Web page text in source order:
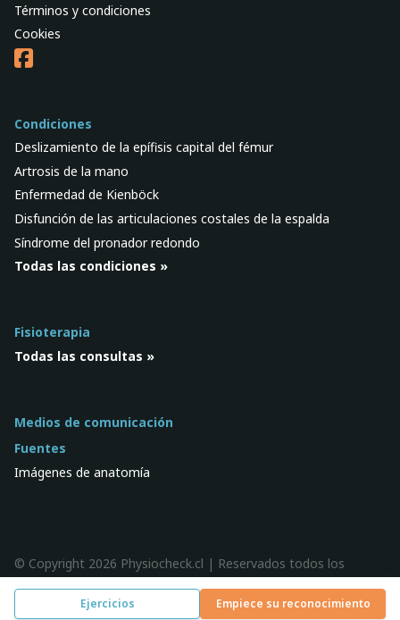
Ejercicios Empiece su reconocimiento
Términos y condiciones
Cookies
Condiciones
Deslizamiento de la epífisis capital del fémur
Artrosis de la mano
Enfermedad de Kienböck
Disfunción de las articulaciones costales de la espalda
Síndrome del pronador redondo
Todas las condiciones »
Fisioterapia
Todas las consultas »
Medios de comunicación
Fuentes
Imágenes de anatomía
© Copyright 2026 Physiocheck.cl | Reservados todos los
derechos |Privacidad| Diseño:SWiF